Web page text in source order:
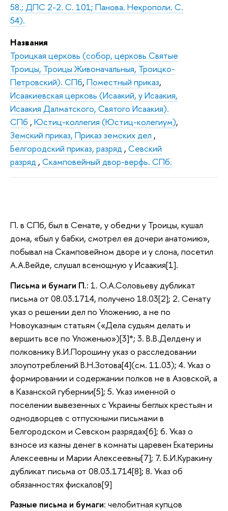
58.; ДПС 2-2. С. 101; Панова. Некрополи. С.
54).
Названия
Троицкая церковь (собор, церковь Святые
Троицы, Троицы Живоначальныя, Троицко-
Петровский). СПб, Поместный приказ,
Исаакиевская церковь (Исаакий, у Исаакия,
Исаакия Далматского, Святого Исаакия).
СПб , Юстиц-коллегия (Юстиц-колегиум),
Земский приказ, Приказ земских дел ,
Белгородский приказ, разряд , Севский
разряд , Скамповейный двор-верфь. СПб.
П. в СПб, был в Сенате, у обедни у Троицы, кушал
дома, «был у бабки, смотрел ея дочери анатомию»,
побывал на Скамповейном дворе и у слона, посетил
А.А.Вейде, слушал всенощную у Исаакия[1].
Письма и бумаги П.: 1. О.А.Соловьеву дубликат
письма от 08.03.1714, получено 18.03[2]; 2. Сенату
указ о решении дел по Уложению, а не по
Новоуказным статьям («Дела судьям делать и
вершить все по Уложенью»)[3]*; 3. В.В.Делдену и
полковнику В.И.Порошину указ о расследовании
злоупотреблений В.Н.Зотова[4](см. 11.03); 4. Указ о
формировании и содержании полков не в Азовской, а
в Казанской губернии[5]; 5. Указ именной о
поселении вывезенных с Украины беглых крестьян и
однодворцев с отпускными письмами в
Белгородском и Севском разрядах[6]; 6. Указ о
взносе из казны денег в комнаты царевен Екатерины
Алексеевны и Марии Алексеевны[7]; 7. Б.И.Куракину
дубликат письма от 08.03.1714[8]; 8. Указ об
обязанностях фискалов[9]
Разные письма и бумаги: челобитная купцов